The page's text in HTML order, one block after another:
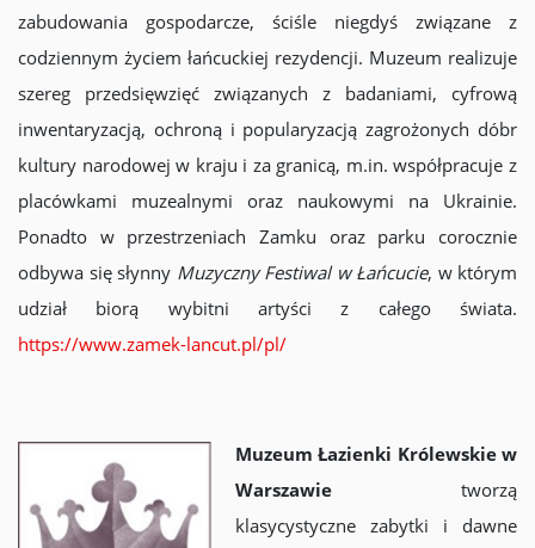
zabudowania gospodarcze, ściśle niegdyś związane z
codziennym życiem łańcuckiej rezydencji. Muzeum realizuje
szereg przedsięwzięć związanych z badaniami, cyfrową
inwentaryzacją, ochroną i popularyzacją zagrożonych dóbr
kultury narodowej w kraju i za granicą, m.in. współpracuje z
placówkami muzealnymi oraz naukowymi na Ukrainie.
Ponadto w przestrzeniach Zamku oraz parku corocznie
odbywa się słynny Muzyczny Festiwal w Łańcucie, w którym
udział biorą wybitni artyści z całego świata.
https://www.zamek-lancut.pl/pl/
Muzeum Łazienki Królewskie w
Warszawie tworzą
klasycystyczne zabytki i dawne